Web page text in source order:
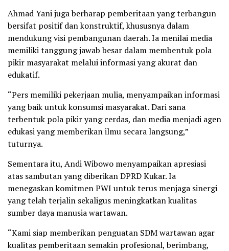
Ahmad Yani juga berharap pemberitaan yang terbangun
bersifat positif dan konstruktif, khususnya dalam
mendukung visi pembangunan daerah. Ia menilai media
memiliki tanggung jawab besar dalam membentuk pola
pikir masyarakat melalui informasi yang akurat dan
edukatif.
“Pers memiliki pekerjaan mulia, menyampaikan informasi
yang baik untuk konsumsi masyarakat. Dari sana
terbentuk pola pikir yang cerdas, dan media menjadi agen
edukasi yang memberikan ilmu secara langsung,”
tuturnya.
Sementara itu, Andi Wibowo menyampaikan apresiasi
atas sambutan yang diberikan DPRD Kukar. Ia
menegaskan komitmen PWI untuk terus menjaga sinergi
yang telah terjalin sekaligus meningkatkan kualitas
sumber daya manusia wartawan.
“Kami siap memberikan penguatan SDM wartawan agar
kualitas pemberitaan semakin profesional, berimbang,